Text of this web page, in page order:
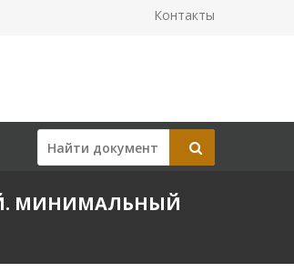
Контакты
МИНИМАЛЬНЫЙ